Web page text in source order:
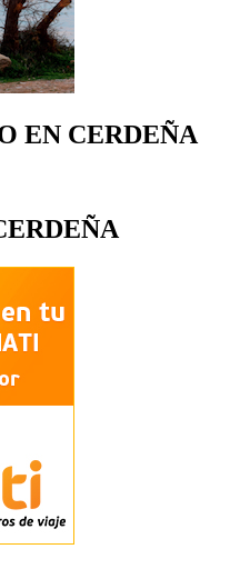
EN CERDEÑA